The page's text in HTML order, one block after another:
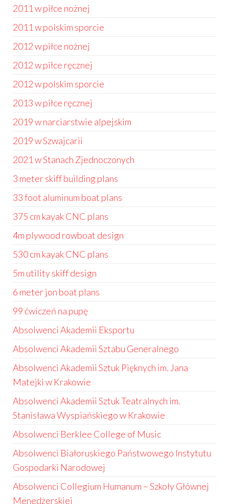
2011 w piłce nożnej
2011 w polskim sporcie
2012 w piłce nożnej
2012 w piłce ręcznej
2012 w polskim sporcie
2013 w piłce ręcznej
2019 w narciarstwie alpejskim
2019 w Szwajcarii
2021 w Stanach Zjednoczonych
3 meter skiff building plans
33 foot aluminum boat plans
375 cm kayak CNC plans
4m plywood rowboat design
530 cm kayak CNC plans
5m utility skiff design
6 meter jon boat plans
99 ćwiczeń na pupę
Absolwenci Akademii Eksportu
Absolwenci Akademii Sztabu Generalnego
Absolwenci Akademii Sztuk Pięknych im. Jana
Matejki w Krakowie
Absolwenci Akademii Sztuk Teatralnych im.
Stanisława Wyspiańskiego w Krakowie
Absolwenci Berklee College of Music
Absolwenci Białoruskiego Państwowego Instytutu
Gospodarki Narodowej
Absolwenci Collegium Humanum – Szkoły Głównej
Menedżerskiej